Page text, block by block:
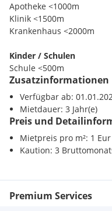
Der Vermittler ist als
Apotheke <1000m
Klinik <1500m
Krankenhaus <2000m
Kinder / Schulen
Schule <500m
Kindergarten <500m
Universität <2000m
Höhere Schule <1000m
Supermarkt <500m
Bäckerei <500m
Verkehr
Zusatzinformationen
Verfügbar ab:
Mietdauer: 3 Jahr(e)
Preis und
Mietpreis pro m²: 1 Eur
Kaution: 3
Premium Services